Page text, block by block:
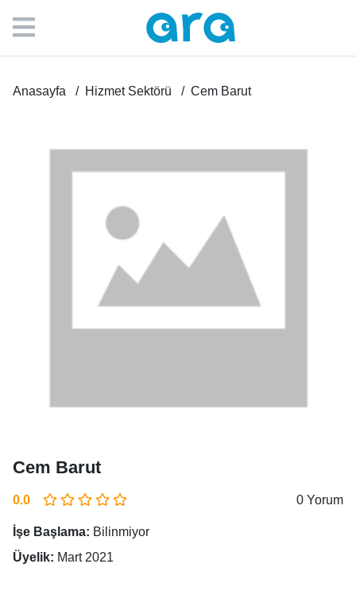
Anasayfa Hizmet Sektörü Cem Barut
Cem Barut
0.0 0 Yorum
İşe Başlama: Bilinmiyor
Üyelik: Mart 2021